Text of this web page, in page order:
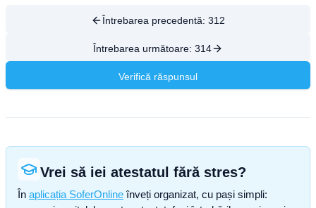
Întrebarea precedentă: 312
Întrebarea următoare: 314
Verifică răspunsul
Vrei să iei atestatul fără stres?
În aplicația SoferOnline înveți organizat, cu pași simpli: